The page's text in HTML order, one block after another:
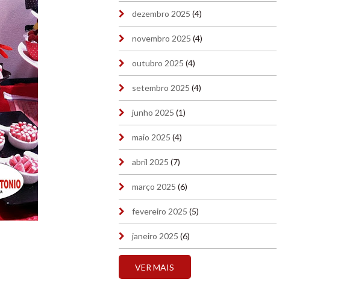
dezembro 2025 (4)
novembro 2025 (4)
outubro 2025 (4)
setembro 2025 (4)
junho 2025 (1)
maio 2025 (4)
abril 2025 (7)
março 2025 (6)
fevereiro 2025 (5)
janeiro 2025 (6)
(7)
VER MAIS